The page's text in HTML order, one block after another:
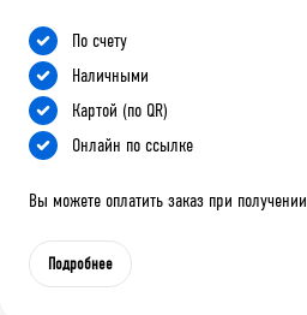
По счету
Наличными
Картой (по QR)
Онлайн по ссылке
Вы можете оплатить заказ при получении
Подробнее